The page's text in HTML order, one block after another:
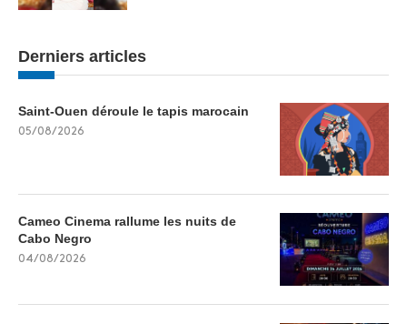
Derniers articles
Saint-Ouen déroule le tapis marocain
05/08/2026
Cameo Cinema rallume les nuits de
Cabo Negro
04/08/2026